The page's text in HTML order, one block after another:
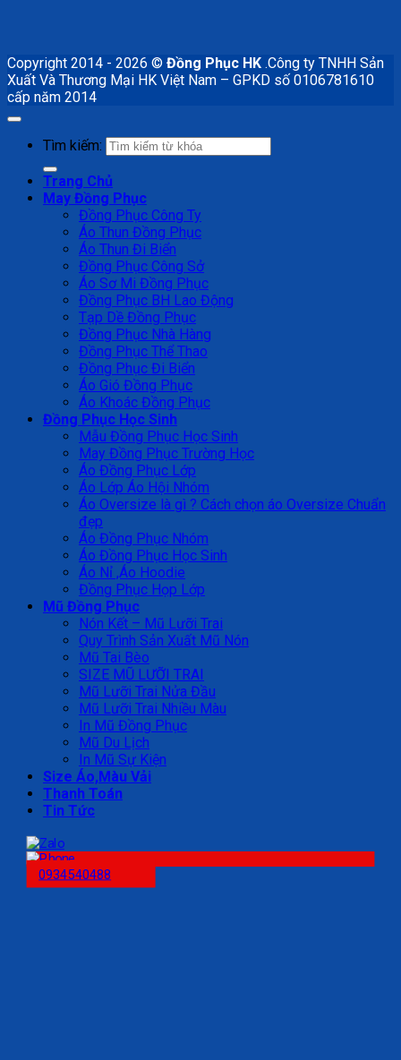
Copyright 2014 - 2026 © Đồng Phục HK .Công ty TNHH Sản
Xuất Và Thương Mại HK Việt Nam – GPKD số 0106781610
cấp năm 2014
Tìm kiếm:
Trang Chủ
May Đồng Phục
Đồng Phục Công Ty
Áo Thun Đồng Phục
Áo Thun Đi Biển
Đồng Phục Công Sở
Áo Sơ Mi Đồng Phục
Đồng Phục BH Lao Động
Tạp Dề Đồng Phục
Đồng Phục Nhà Hàng
Đồng Phục Thể Thao
Đồng Phục Đi Biển
Áo Gió Đồng Phục
Áo Khoác Đồng Phục
Đồng Phục Học Sinh
Mẫu Đồng Phục Học Sinh
May Đồng Phục Trường Học
Áo Đồng Phục Lớp
Áo Lớp Áo Hội Nhóm
Áo Oversize là gì ? Cách chọn áo Oversize Chuẩn
đẹp
Áo Đồng Phục Nhóm
Áo Đồng Phục Học Sinh
Áo Nỉ ,Áo Hoodie
Đồng Phục Họp Lớp
Mũ Đồng Phục
Nón Kết – Mũ Lưỡi Trai
Quy Trình Sản Xuất Mũ Nón
Mũ Tai Bèo
SIZE MŨ LƯỠI TRAI
Mũ Lưỡi Trai Nửa Đầu
Mũ Lưỡi Trai Nhiều Màu
In Mũ Đồng Phục
Mũ Du Lịch
In Mũ Sự Kiện
Size Áo,Màu Vải
Thanh Toán
Tin Tức
0934540488